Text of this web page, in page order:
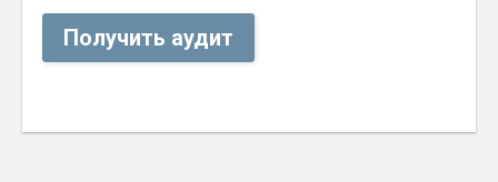
Получить аудит